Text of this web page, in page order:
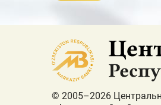
© 2005–2026